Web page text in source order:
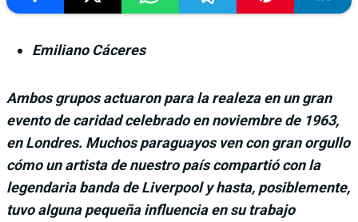
Emiliano Cáceres
Ambos grupos actuaron para la realeza en un gran
evento de caridad celebrado en noviembre de 1963,
en Londres. Muchos paraguayos ven con gran orgullo
cómo un artista de nuestro país compartió con la
legendaria banda de Liverpool y hasta, posiblemente,
tuvo alguna pequeña influencia en su trabajo